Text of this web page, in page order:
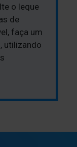
o leque
de
faça um
utilizando